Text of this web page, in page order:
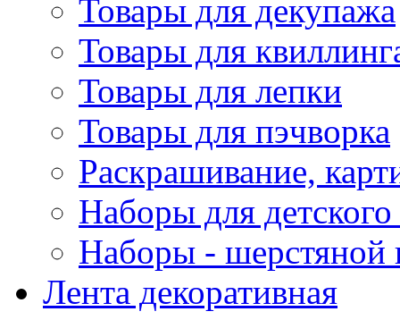
Товары для декупажа
Товары для
Товары для лепки
Товары для пэчворка
Раскрашивание,
Наборы для
Наборы - шерстяной
Лента декоративная